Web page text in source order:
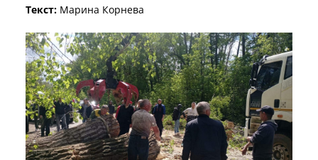
Текст: Марина Корнева